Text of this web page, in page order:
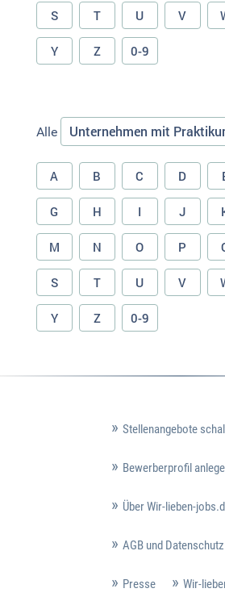
S T U V
Y Z 0-9
Alle Unternehmen mit
A B C D
G H I J
M N O P
S T U V
Y Z 0-9
Stellenangebote
Bewerberprofil
Über Wir-lieben-
AGB und Datenschutz
Presse Wir-